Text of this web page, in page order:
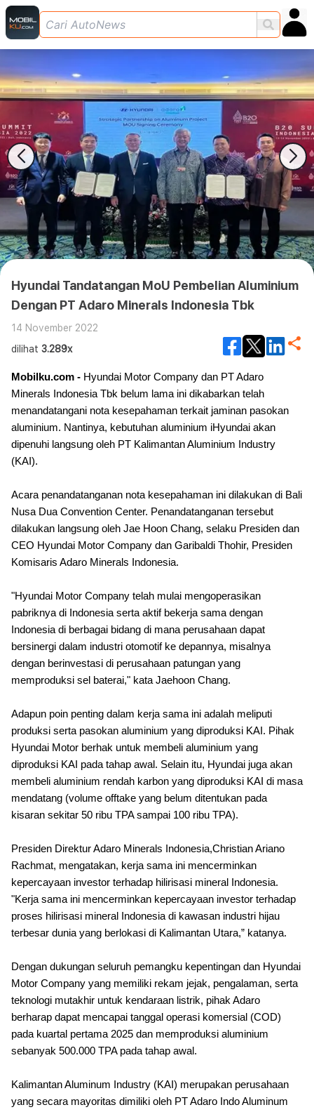
Hyundai Tandatangan MoU Pembelian Aluminium
Dengan PT Adaro Minerals Indonesia Tbk
14 November 2022
dilihat 3.289x
Mobilku.com - Hyundai Motor Company dan PT Adaro
Minerals Indonesia Tbk belum lama ini dikabarkan telah
menandatangani nota kesepahaman terkait jaminan pasokan
aluminium. Nantinya, kebutuhan aluminium iHyundai akan
dipenuhi langsung oleh PT Kalimantan Aluminium Industry
(KAI).
Acara penandatanganan nota kesepahaman ini dilakukan di Bali
Nusa Dua Convention Center. Penandatanganan tersebut
dilakukan langsung oleh Jae Hoon Chang, selaku Presiden dan
CEO Hyundai Motor Company dan Garibaldi Thohir, Presiden
Komisaris Adaro Minerals Indonesia.
"Hyundai Motor Company telah mulai mengoperasikan
pabriknya di Indonesia serta aktif bekerja sama dengan
Indonesia di berbagai bidang di mana perusahaan dapat
bersinergi dalam industri otomotif ke depannya, misalnya
dengan berinvestasi di perusahaan patungan yang
memproduksi sel baterai," kata Jaehoon Chang.
Adapun poin penting dalam kerja sama ini adalah meliputi
produksi serta pasokan aluminium yang diproduksi KAI. Pihak
Hyundai Motor berhak untuk membeli aluminium yang
diproduksi KAI pada tahap awal. Selain itu, Hyundai juga akan
membeli aluminium rendah karbon yang diproduksi KAI di masa
mendatang (volume offtake yang belum ditentukan pada
kisaran sekitar 50 ribu TPA sampai 100 ribu TPA).
Presiden Direktur Adaro Minerals Indonesia,Christian Ariano
Rachmat, mengatakan, kerja sama ini mencerminkan
kepercayaan investor terhadap hilirisasi mineral Indonesia.
"Kerja sama ini mencerminkan kepercayaan investor terhadap
proses hilirisasi mineral Indonesia di kawasan industri hijau
terbesar dunia yang berlokasi di Kalimantan Utara,” katanya.
Dengan dukungan seluruh pemangku kepentingan dan Hyundai
Motor Company yang memiliki rekam jejak, pengalaman, serta
teknologi mutakhir untuk kendaraan listrik, pihak Adaro
berharap dapat mencapai tanggal operasi komersial (COD)
pada kuartal pertama 2025 dan memproduksi aluminium
sebanyak 500.000 TPA pada tahap awal.
Kalimantan Aluminum Industry (KAI) merupakan perusahaan
yang secara mayoritas dimiliki oleh PT Adaro Indo Aluminum